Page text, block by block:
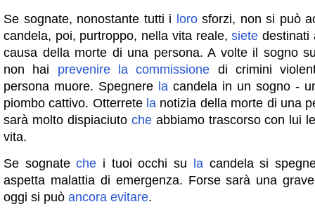
Se sognate, nonostante tutti i lorosforzi, non si può
candela, poi, purtroppo, nella vita reale,siete destinati
causa della morte di una persona. A volte il sogno
non hai prevenire la commissione di crimini
persona muore. Spegnere la candela in un sogno -
piombo cattivo. Otterrete la notizia della morte di una
sarà molto dispiaciuto cheabbiamo trascorso con lui
vita.
Se sognateche i tuoi occhi su lacandela si
aspetta malattia di emergenza. Forse sarà una
oggi si può ancora evitare.